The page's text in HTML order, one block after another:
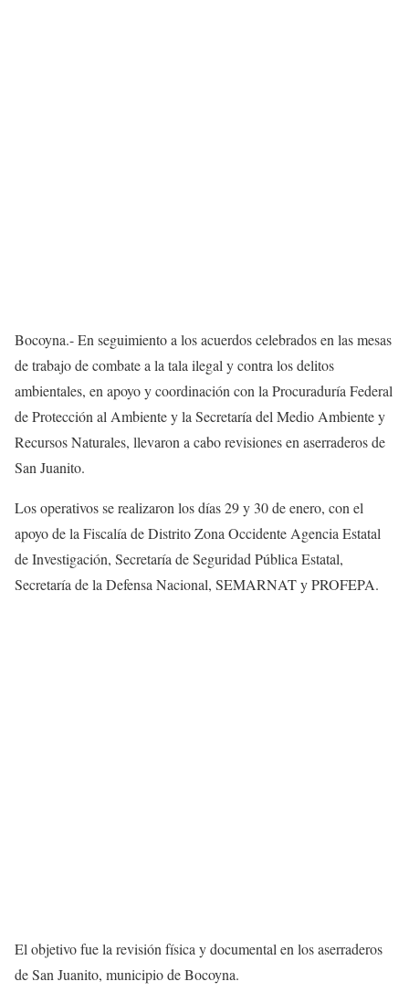
Bocoyna.- En seguimiento a los acuerdos celebrados en las mesas
de trabajo de combate a la tala ilegal y contra los delitos
ambientales, en apoyo y coordinación con la Procuraduría Federal
de Protección al Ambiente y la Secretaría del Medio Ambiente y
Recursos Naturales, llevaron a cabo revisiones en aserraderos de
San Juanito.
Los operativos se realizaron los días 29 y 30 de enero, con el
apoyo de la Fiscalía de Distrito Zona Occidente Agencia Estatal
de Investigación, Secretaría de Seguridad Pública Estatal,
Secretaría de la Defensa Nacional, SEMARNAT y PROFEPA.
El objetivo fue la revisión física y documental en los aserraderos
de San Juanito, municipio de Bocoyna.